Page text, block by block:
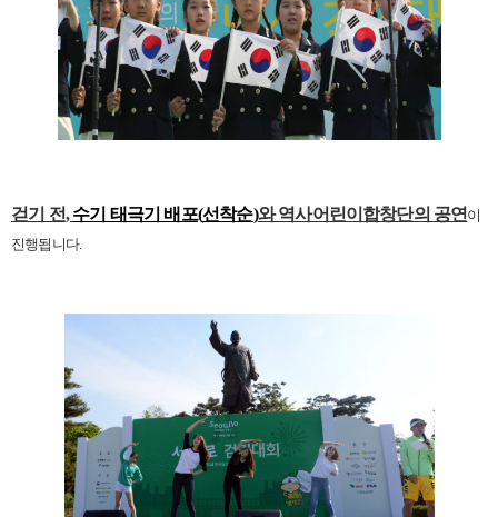
걷기 전,수기 태극기 배포(선착순)와 역사어린이합창단의 공연 이
진행됩니다.